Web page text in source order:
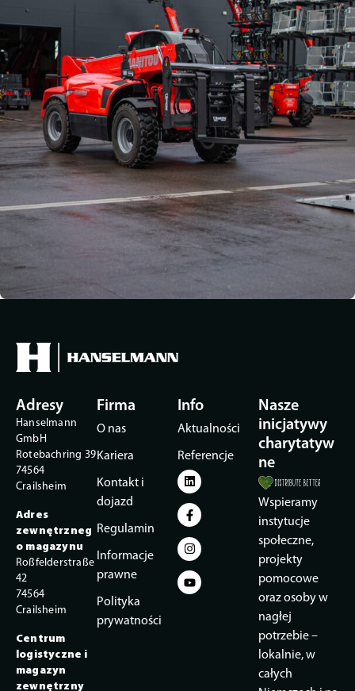
Adresy
Hanselmann
GmbH
Rotebachring 39
74564
Crailsheim
Adres
zewnętrzneg
o magazynu
Roßfelderstraße
42
74564
Crailsheim
Centrum
logistyczne i
magazyn
zewnętrzny
Firma
O nas
Kariera
Kontakt i
dojazd
Regulamin
Informacje
prawne
Polityka
prywatności
Info
Aktualności
Referencje
Nasze
inicjatywy
charytatyw
ne
Wspieramy
instytucje
społeczne,
projekty
pomocowe
oraz osoby w
nagłej
potrzebie –
lokalnie, w
całych